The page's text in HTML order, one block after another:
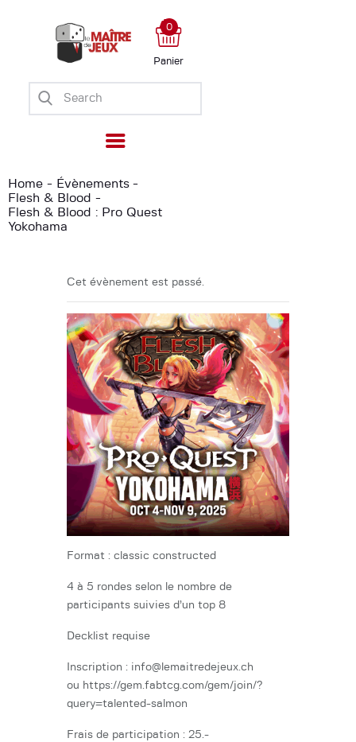
Panier
0
Home
Évènements
Flesh & Blood
Flesh & Blood : Pro Quest
Yokohama
Accueil
Boutique
Évènements
Ludomate
Cet évènement est passé.
Format : classic constructed
4 à 5 rondes selon le nombre de
participants suivies d’un top 8
Decklist requise
Inscription : info@lemaitredejeux.ch
ou https://gem.fabtcg.com/gem/join/?
query=talented-salmon
Frais de participation : 25.-